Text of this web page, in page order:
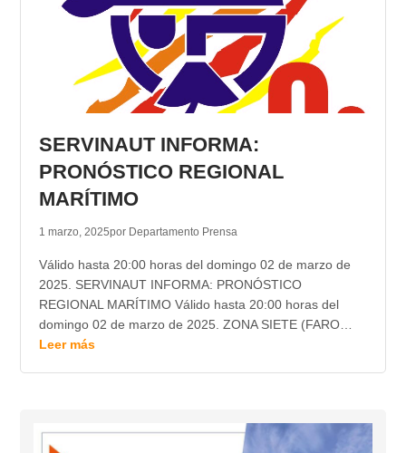
GALERIA DE FOTOS
APP MÓVIL
SERVINAUT INFORMA:
PRONÓSTICO REGIONAL
MARÍTIMO
1 marzo, 2025por Departamento Prensa
Válido hasta 20:00 horas del domingo 02 de marzo de
2025. SERVINAUT INFORMA: PRONÓSTICO
REGIONAL MARÍTIMO Válido hasta 20:00 horas del
domingo 02 de marzo de 2025. ZONA SIETE (FARO…
Leer más